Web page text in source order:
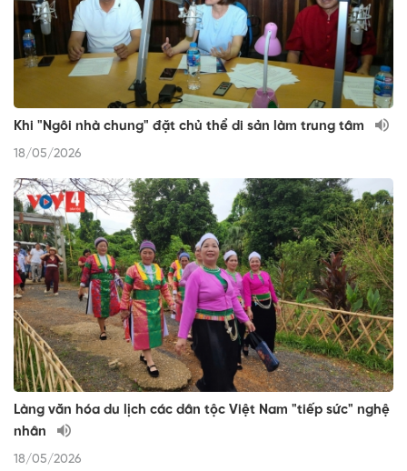
Khi "Ngôi nhà chung" đặt chủ thể di sản làm trung tâm
18/05/2026
Làng văn hóa du lịch các dân tộc Việt Nam "tiếp sức" nghệ
nhân
18/05/2026